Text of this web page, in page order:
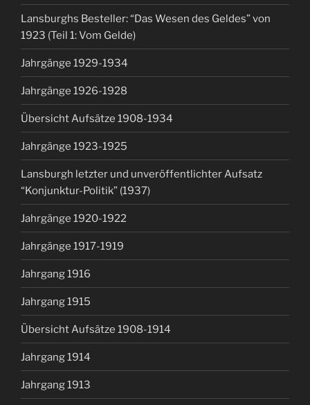
Lansburghs Besteller: “Das Wesen des Geldes” von
1923 (Teil 1: Vom Gelde)
Jahrgänge 1929-1934
Jahrgänge 1926-1928
Übersicht Aufsätze 1908-1934
Jahrgänge 1923-1925
Lansburgh letzter und unveröffentlichter Aufsatz
“Konjunktur-Politik” (1937)
Jahrgänge 1920-1922
Jahrgänge 1917-1919
Jahrgang 1916
Jahrgang 1915
Übersicht Aufsätze 1908-1914
Jahrgang 1914
Jahrgang 1913